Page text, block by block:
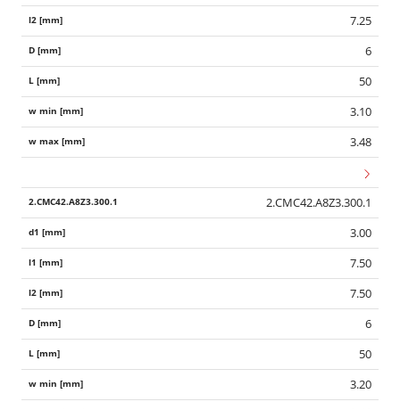
7.25
6
50
3.10
3.48
2.CMC42.A8Z3.300.1
3.00
7.50
7.50
6
50
3.20